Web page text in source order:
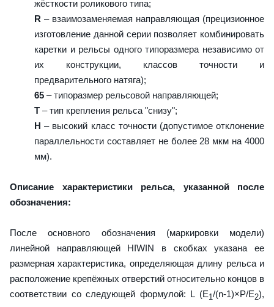
жёсткости роликового типа;
R – взаимозаменяемая направляющая (прецизионное
изготовление данной серии позволяет комбинировать
каретки и рельсы одного типоразмера независимо от
их конструкции, классов точности и
предварительного натяга);
65 – типоразмер рельсовой направляющей;
T – тип крепления рельса "снизу";
H – высокий класс точности (допустимое отклонение
параллельности составляет не более 28 мкм на 4000
мм).
Описание характеристики рельса, указанной после
обозначения:
После основного обозначения (маркировки модели)
линейной направляющей HIWIN в скобках указана ее
размерная характеристика, определяющая длину рельса и
расположение крепёжных отверстий относительно концов в
соответствии со следующей формулой: L (E1/(n-1)×P/E2),